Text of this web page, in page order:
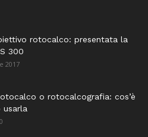
rotocalco: presentata la
300
2017
o rotocalcografia: cos’è
usarla